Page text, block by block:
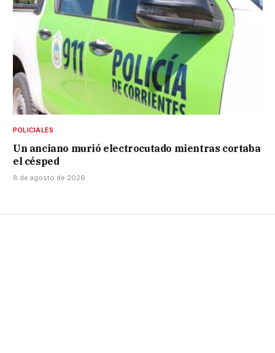
POLICIALES
Un anciano murió electrocutado mientras cortaba
el césped
8 de agosto de 2026